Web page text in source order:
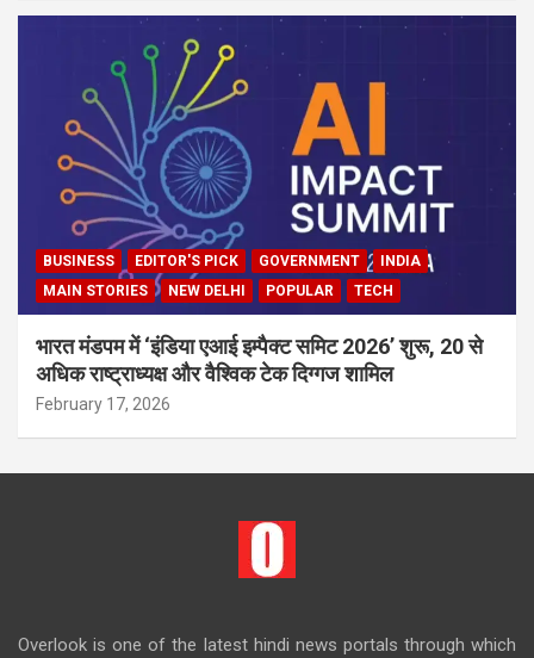
BUSINESS EDITOR'S PICK GOVERNMENT
INDIA
MAIN STORIES
NEW DELHI POPULAR TECH
भारत मंडपम में ‘इंडिया एआई इम्पैक्ट समिट 2026’ शुरू, 20 से
अधिक राष्ट्राध्यक्ष और वैश्विक टेक दिग्गज शामिल
February 17, 2026
Overlook is one of the latest hindi news portals through which